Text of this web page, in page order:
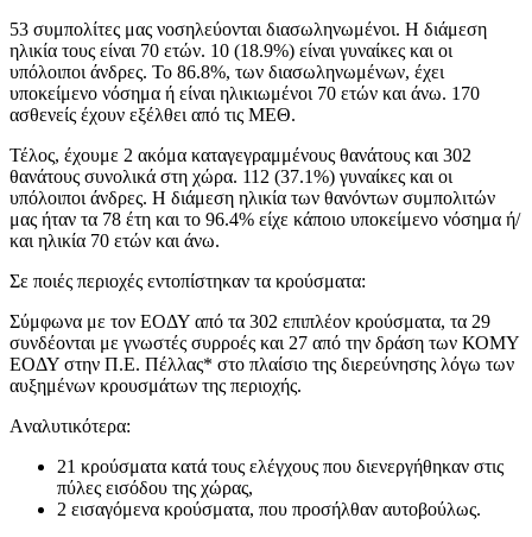
53 συμπολίτες μας νοσηλεύονται διασωληνωμένοι. Η διάμεση
ηλικία τους είναι 70 ετών. 10 (18.9%) είναι γυναίκες και οι
υπόλοιποι άνδρες. To 86.8%, των διασωληνωμένων, έχει
υποκείμενο νόσημα ή είναι ηλικιωμένοι 70 ετών και άνω. 170
ασθενείς έχουν εξέλθει από τις ΜΕΘ.
Τέλος, έχουμε 2 ακόμα καταγεγραμμένους θανάτους και 302
θανάτους συνολικά στη χώρα. 112 (37.1%) γυναίκες και οι
υπόλοιποι άνδρες. Η διάμεση ηλικία των θανόντων συμπολιτών
μας ήταν τα 78 έτη και το 96.4% είχε κάποιο υποκείμενο νόσημα ή/
και ηλικία 70 ετών και άνω.
Σε ποιές περιοχές εντοπίστηκαν τα κρούσματα:
Σύμφωνα με τον ΕΟΔΥ από τα 302 επιπλέον κρούσματα, τα 29
συνδέονται με γνωστές συρροές και 27 από την δράση των ΚΟΜΥ
ΕΟΔΥ στην Π.Ε. Πέλλας* στο πλαίσιο της διερεύνησης λόγω των
αυξημένων κρουσμάτων της περιοχής.
Aναλυτικότερα:
21 κρούσματα κατά τους ελέγχους που διενεργήθηκαν στις
πύλες εισόδου της χώρας,
2 εισαγόμενα κρούσματα, που προσήλθαν αυτοβούλως.